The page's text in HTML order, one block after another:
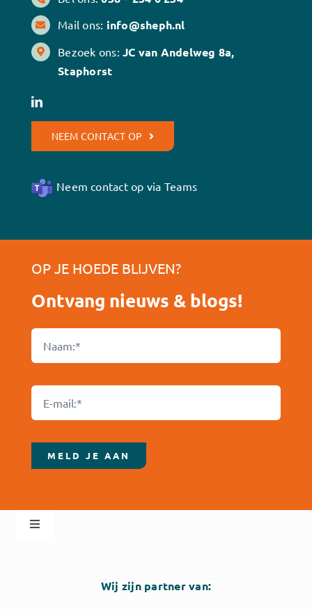
Mail ons: info@sheph.nl
Bezoek ons:JC van Andelweg 8a,
Staphorst
NEEM CONTACT OP
Neem contact op via Teams
OP JE HOEDE BLIJVEN?
Ontvang nieuws & blogs!
MELD JE AAN
Toggle
Wij zijn partner van: